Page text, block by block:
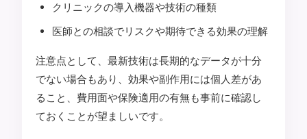
クリニックの導入機器や技術の種類
医師との相談でリスクや期待できる効果の理解
注意点として、最新技術は長期的なデータが十分
でない場合もあり、効果や副作用には個人差があ
ること、費用面や保険適用の有無も事前に確認し
ておくことが望ましいです。